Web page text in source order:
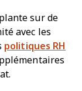
sur de
avec les
politiques RH